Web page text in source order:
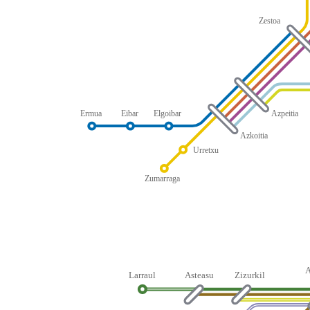
Urretxu
Zumarraga
Ermua Eibar Elgoibar
Zestoa
Azpeitia
Azkoitia
Larraul Zizurkil
Asteasu